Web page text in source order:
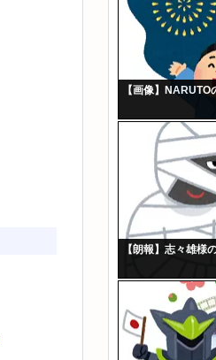
【画像】
【朗報】志々雄様